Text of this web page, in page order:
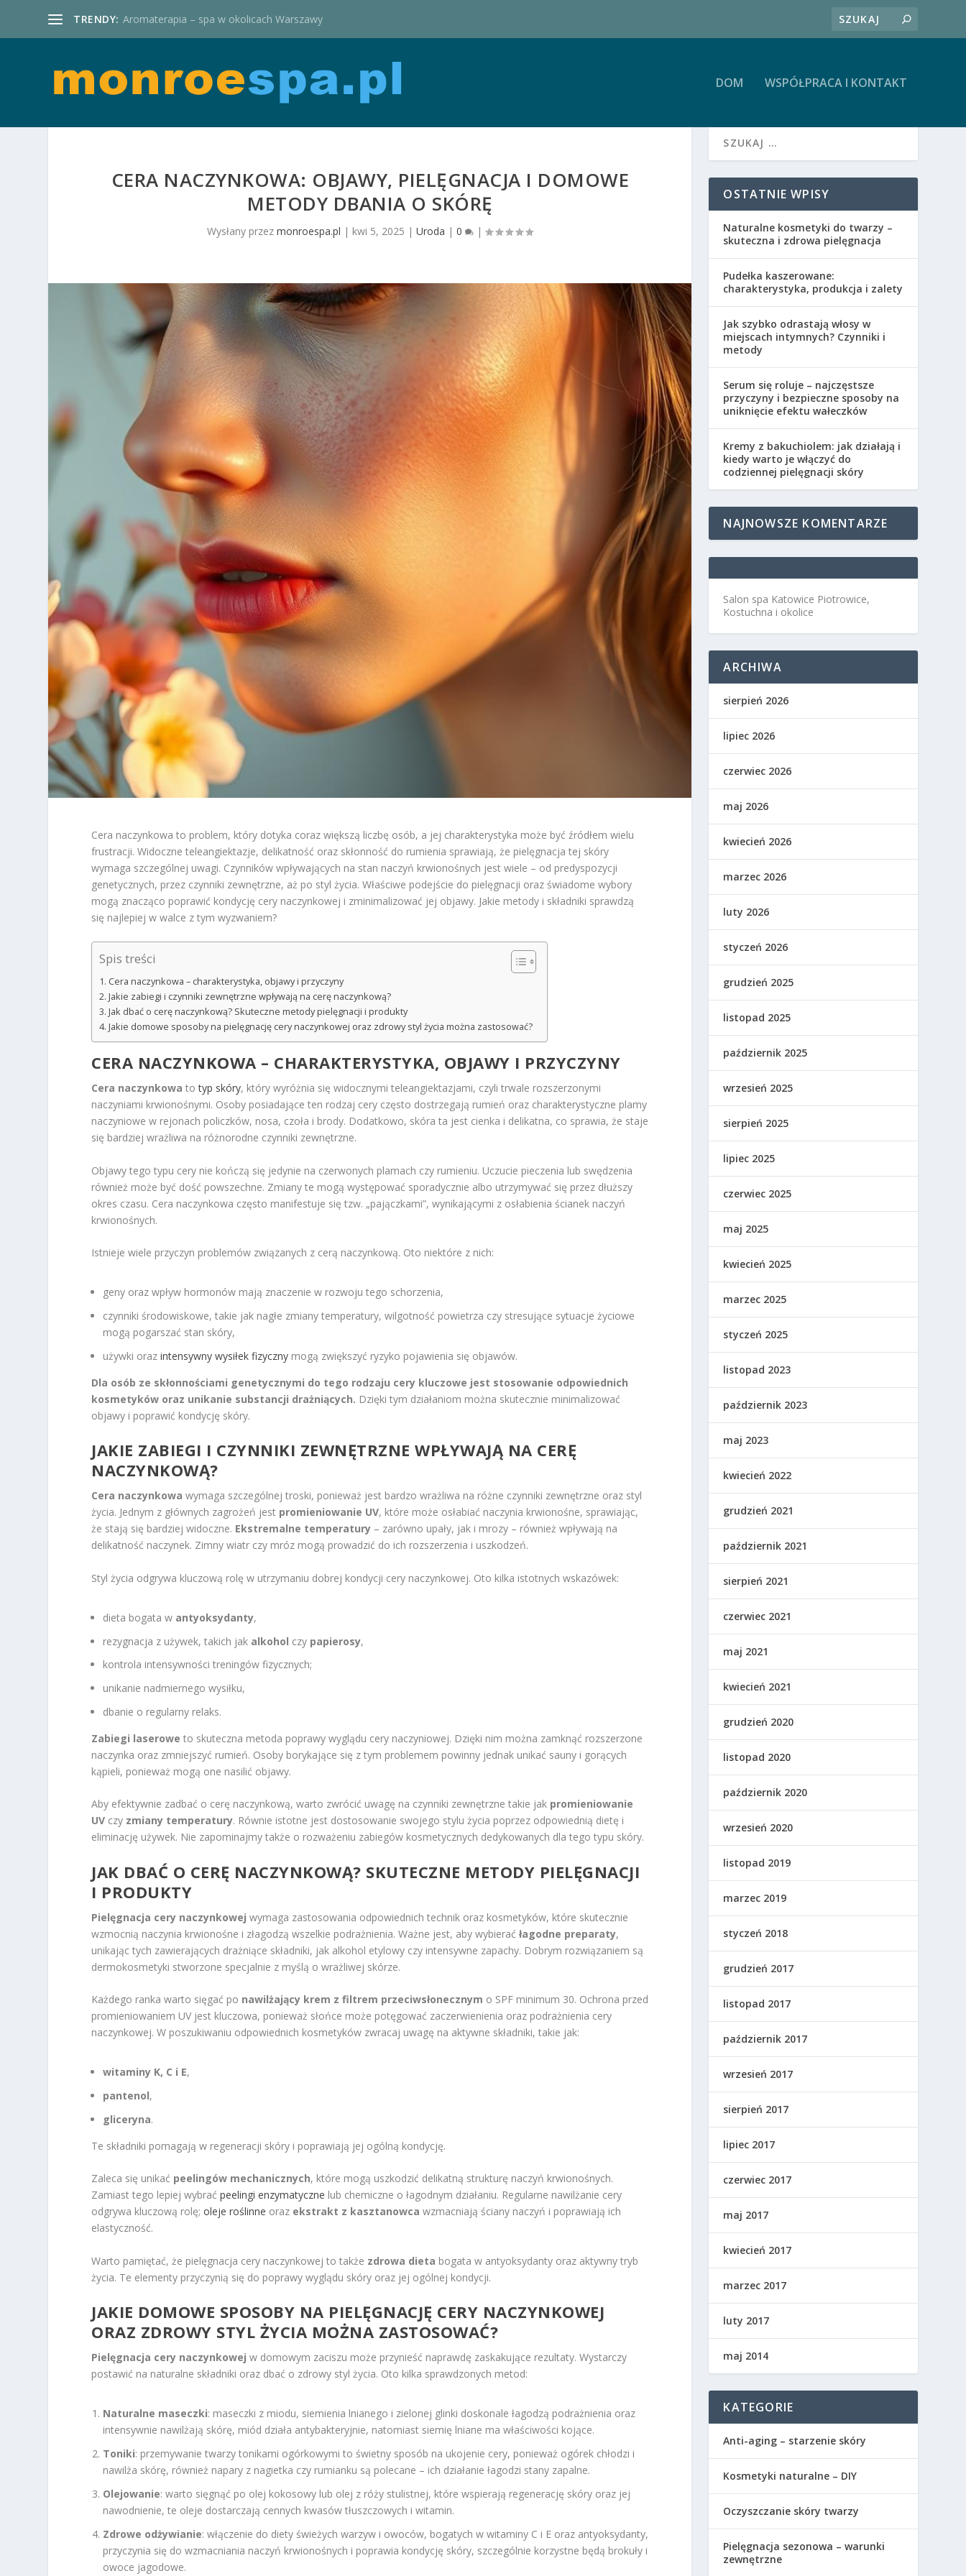
TRENDY: Aromaterapia – spa w okolicach Warszawy
DOM WSPÓŁPRACA I KONTAKT
CERA NACZYNKOWA: OBJAWY, PIELĘGNACJA I DOMOWE
METODY DBANIA O SKÓRĘ
Wysłany przezmonroespa.pl | kwi 5, 2025 |Uroda |0 |
Cera naczynkowa to problem, który dotyka coraz większą liczbę osób, a jej charakterystyka może być źródłem wielu
frustracji. Widoczne teleangiektazje, delikatność oraz skłonność do rumienia sprawiają, że pielęgnacja tej skóry
wymaga szczególnej uwagi. Czynników wpływających na stan naczyń krwionośnych jest wiele – od predyspozycji
genetycznych, przez czynniki zewnętrzne, aż po styl życia. Właściwe podejście do pielęgnacji oraz świadome wybory
mogą znacząco poprawić kondycję cery naczynkowej i zminimalizować jej objawy. Jakie metody i składniki sprawdzą
się najlepiej w walce z tym wyzwaniem?
Spis treści
Cera naczynkowa – charakterystyka, objawy i przyczyny
Jakie zabiegi i czynniki zewnętrzne wpływają na cerę naczynkową?
Jak dbać o cerę naczynkową? Skuteczne metody pielęgnacji i produkty
Jakie domowe sposoby na pielęgnację cery naczynkowej oraz zdrowy styl życia można zastosować?
CERA NACZYNKOWA – CHARAKTERYSTYKA, OBJAWY I PRZYCZYNY
Cera naczynkowa totyp skóry, który wyróżnia się widocznymi teleangiektazjami, czyli trwale rozszerzonymi
naczyniami krwionośnymi. Osoby posiadające ten rodzaj cery często dostrzegają rumień oraz charakterystyczne plamy
naczyniowe w rejonach policzków, nosa, czoła i brody. Dodatkowo, skóra ta jest cienka i delikatna, co sprawia, że staje
się bardziej wrażliwa na różnorodne czynniki zewnętrzne.
Objawy tego typu cery nie kończą się jedynie na czerwonych plamach czy rumieniu. Uczucie pieczenia lub swędzenia
również może być dość powszechne. Zmiany te mogą występować sporadycznie albo utrzymywać się przez dłuższy
okres czasu. Cera naczynkowa często manifestuje się tzw. „pajączkami”, wynikającymi z osłabienia ścianek naczyń
krwionośnych.
Istnieje wiele przyczyn problemów związanych z cerą naczynkową. Oto niektóre z nich:
geny oraz wpływ hormonów mają znaczenie w rozwoju tego schorzenia,
czynniki środowiskowe, takie jak nagłe zmiany temperatury, wilgotność powietrza czy stresujące sytuacje życiowe
mogą pogarszać stan skóry,
używki orazintensywny wysiłek fizyczny mogą zwiększyć ryzyko pojawienia się objawów.
Dla osób ze skłonnościami genetycznymi do tego rodzaju cery kluczowe jest stosowanie odpowiednich
kosmetyków oraz unikanie substancji drażniących. Dzięki tym działaniom można skutecznie minimalizować
objawy i poprawić kondycję skóry.
JAKIE ZABIEGI I CZYNNIKI ZEWNĘTRZNE WPŁYWAJĄ NA CERĘ
NACZYNKOWĄ?
Cera naczynkowa wymaga szczególnej troski, ponieważ jest bardzo wrażliwa na różne czynniki zewnętrzne oraz styl
życia. Jednym z głównych zagrożeń jest promieniowanie UV, które może osłabiać naczynia krwionośne, sprawiając,
że stają się bardziej widoczne. Ekstremalne temperatury – zarówno upały, jak i mrozy – również wpływają na
delikatność naczynek. Zimny wiatr czy mróz mogą prowadzić do ich rozszerzenia i uszkodzeń.
Styl życia odgrywa kluczową rolę w utrzymaniu dobrej kondycji cery naczynkowej. Oto kilka istotnych wskazówek:
dieta bogata w antyoksydanty,
rezygnacja z używek, takich jak alkohol czy papierosy,
kontrola intensywności treningów fizycznych;
unikanie nadmiernego wysiłku,
dbanie o regularny relaks.
Zabiegi laserowe to skuteczna metoda poprawy wyglądu cery naczyniowej. Dzięki nim można zamknąć rozszerzone
naczynka oraz zmniejszyć rumień. Osoby borykające się z tym problemem powinny jednak unikać sauny i gorących
kąpieli, ponieważ mogą one nasilić objawy.
Aby efektywnie zadbać o cerę naczynkową, warto zwrócić uwagę na czynniki zewnętrzne takie jak promieniowanie
UV czy zmiany temperatury. Równie istotne jest dostosowanie swojego stylu życia poprzez odpowiednią dietę i
eliminację używek. Nie zapominajmy także o rozważeniu zabiegów kosmetycznych dedykowanych dla tego typu skóry.
JAK DBAĆ O CERĘ NACZYNKOWĄ? SKUTECZNE METODY PIELĘGNACJI
I PRODUKTY
Pielęgnacja cery naczynkowej wymaga zastosowania odpowiednich technik oraz kosmetyków, które skutecznie
wzmocnią naczynia krwionośne i złagodzą wszelkie podrażnienia. Ważne jest, aby wybieraćłagodne preparaty,
unikając tych zawierających drażniące składniki, jak alkohol etylowy czy intensywne zapachy. Dobrym rozwiązaniem są
dermokosmetyki stworzone specjalnie z myślą o wrażliwej skórze.
Każdego ranka warto sięgać po nawilżający krem z filtrem przeciwsłonecznym o SPF minimum 30. Ochrona przed
promieniowaniem UV jest kluczowa, ponieważ słońce może potęgować zaczerwienienia oraz podrażnienia cery
naczynkowej. W poszukiwaniu odpowiednich kosmetyków zwracaj uwagę na aktywne składniki, takie jak:
witaminy K, C i E,
pantenol,
gliceryna.
Te składniki pomagają w regeneracji skóry i poprawiają jej ogólną kondycję.
Zaleca się unikać peelingów mechanicznych, które mogą uszkodzić delikatną strukturę naczyń krwionośnych.
Zamiast tego lepiej wybraćpeelingi enzymatyczne lub chemiczne o łagodnym działaniu. Regularne nawilżanie cery
odgrywa kluczową rolę;oleje roślinne oraz ekstrakt z kasztanowca wzmacniają ściany naczyń i poprawiają ich
elastyczność.
Warto pamiętać, że pielęgnacja cery naczynkowej to także zdrowa dieta bogata w antyoksydanty oraz aktywny tryb
życia. Te elementy przyczynią się do poprawy wyglądu skóry oraz jej ogólnej kondycji.
JAKIE DOMOWE SPOSOBY NA PIELĘGNACJĘ CERY NACZYNKOWEJ
ORAZ ZDROWY STYL ŻYCIA MOŻNA ZASTOSOWAĆ?
Pielęgnacja cery naczynkowej w domowym zaciszu może przynieść naprawdę zaskakujące rezultaty. Wystarczy
postawić na naturalne składniki oraz dbać o zdrowy styl życia. Oto kilka sprawdzonych metod:
Naturalne maseczki: maseczki z miodu, siemienia lnianego i zielonej glinki doskonale łagodzą podrażnienia oraz
intensywnie nawilżają skórę, miód działa antybakteryjnie, natomiast siemię lniane ma właściwości kojące.
Toniki: przemywanie twarzy tonikami ogórkowymi to świetny sposób na ukojenie cery, ponieważ ogórek chłodzi i
nawilża skórę, również napary z nagietka czy rumianku są polecane – ich działanie łagodzi stany zapalne.
Olejowanie: warto sięgnąć po olej kokosowy lub olej z róży stulistnej, które wspierają regenerację skóry oraz jej
nawodnienie, te oleje dostarczają cennych kwasów tłuszczowych i witamin.
Zdrowe odżywianie: włączenie do diety świeżych warzyw i owoców, bogatych w witaminy C i E oraz antyoksydanty,
przyczynia się do wzmacniania naczyń krwionośnych i poprawia kondycję skóry, szczególnie korzystne będą brokuły i
owoce jagodowe.
OSTATNIE WPISY
Naturalne kosmetyki do twarzy –
skuteczna i zdrowa pielęgnacja
Pudełka kaszerowane:
charakterystyka, produkcja i zalety
Jak szybko odrastają włosy w
miejscach intymnych? Czynniki i
metody
Serum się roluje – najczęstsze
przyczyny i bezpieczne sposoby na
uniknięcie efektu wałeczków
Kremy z bakuchiolem: jak działają i
kiedy warto je włączyć do
codziennej pielęgnacji skóry
NAJNOWSZE KOMENTARZE
Salon spa Katowice Piotrowice,
Kostuchna i okolice
ARCHIWA
sierpień 2026
lipiec 2026
czerwiec 2026
maj 2026
kwiecień 2026
marzec 2026
luty 2026
styczeń 2026
grudzień 2025
listopad 2025
październik 2025
wrzesień 2025
sierpień 2025
lipiec 2025
czerwiec 2025
maj 2025
kwiecień 2025
marzec 2025
styczeń 2025
listopad 2023
październik 2023
maj 2023
kwiecień 2022
grudzień 2021
październik 2021
sierpień 2021
czerwiec 2021
maj 2021
kwiecień 2021
grudzień 2020
listopad 2020
październik 2020
wrzesień 2020
listopad 2019
marzec 2019
styczeń 2018
grudzień 2017
listopad 2017
październik 2017
wrzesień 2017
sierpień 2017
lipiec 2017
czerwiec 2017
maj 2017
kwiecień 2017
marzec 2017
luty 2017
maj 2014
KATEGORIE
Anti-aging – starzenie skóry
Kosmetyki naturalne – DIY
Oczyszczanie skóry twarzy
Pielęgnacja sezonowa – warunki
zewnętrzne